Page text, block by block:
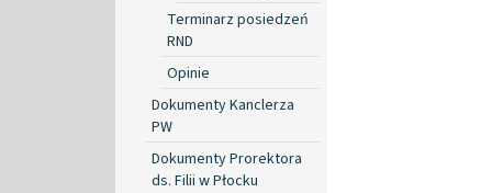
Terminarz posiedzeń
RND
Opinie
Dokumenty Kanclerza
PW
Dokumenty Prorektora
ds. Filii w Płocku